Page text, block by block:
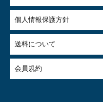
個人情報保護方針
送料について
会員規約